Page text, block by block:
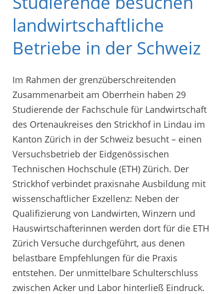
landwirtschaftliche
Betriebe in der Schweiz
Im Rahmen der grenzüberschreitenden
Zusammenarbeit am Oberrhein haben 29
Studierende der Fachschule für Landwirtschaft
des Ortenaukreises den Strickhof in Lindau im
Kanton Zürich in der Schweiz besucht – einen
Versuchsbetrieb der Eidgenössischen
Technischen Hochschule (ETH) Zürich. Der
Strickhof verbindet praxisnahe Ausbildung mit
wissenschaftlicher Exzellenz: Neben der
Qualifizierung von Landwirten, Winzern und
Hauswirtschafterinnen werden dort für die ETH
Zürich Versuche durchgeführt, aus denen
belastbare Empfehlungen für die Praxis
entstehen. Der unmittelbare Schulterschluss
zwischen Acker und Labor hinterließ Eindruck.